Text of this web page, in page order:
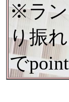
※ラン
り振
で